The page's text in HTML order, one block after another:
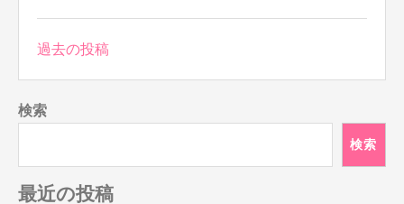
投
ビ
シ
過去の投稿
検索
検索
最近の投稿